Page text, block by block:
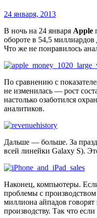
24 января, 2013
В ночь на 24 января Apple
обороте в 54,5
Что же не понравилось
По сравнению с
не изменилась — рост
настолько озаботился
аналитиков.
Дальше — больше. За
всей линейки Galaxy S).
Наконец, компьютеры.
проблемы с
миллиона айпадов
производству. Так что